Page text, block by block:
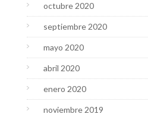
octubre 2020
septiembre 2020
mayo 2020
abril 2020
enero 2020
noviembre 2019